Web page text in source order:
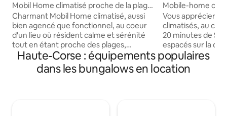
Mobil Home climatisé proche de la plage
de Lozari
Charmant Mobil Home climatisé, aussi
bien agencé que fonctionnel, au coeur
d'un lieu où résident calme et sérénité
tout en étant proche des plages,
commerces, randonnées et activités
alentours. Avec terrasse extérieure
privatisée, il peut accueillir jusqu'à 5
Mobile-home
FLORENT (n°3)
Vous apprécierez
climatisés, au
20 minutes de St
espacés sur la colline. Vue
sur la mer, et le Cap Corse, les espaces
extérieurs au
sauvage. Isolé et
Haute-Corse : équipements populaires
dans les bungalows en location